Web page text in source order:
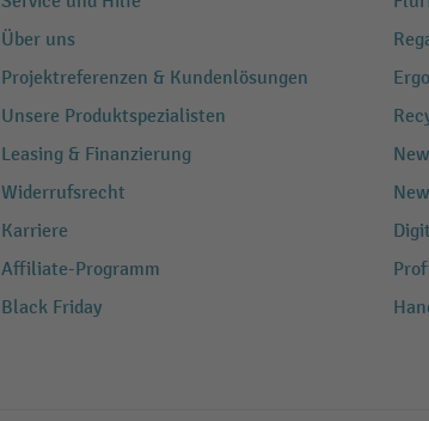
Über uns
Projektreferenzen & Kundenlösungen
Unsere Produktspezialisten
Leasing & Finanzierung
Widerrufsrecht
Karriere
Affiliate-Programm
Black Friday